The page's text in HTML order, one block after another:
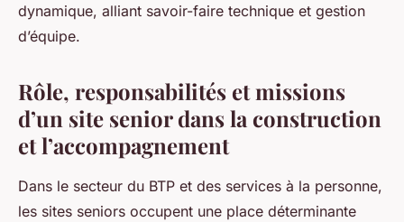
dynamique, alliant savoir-faire technique et gestion
d’équipe.
Rôle, responsabilités et missions
d’un site senior dans la construction
et l’accompagnement
Dans le secteur du BTP et des services à la personne,
les sites seniors occupent une place déterminante